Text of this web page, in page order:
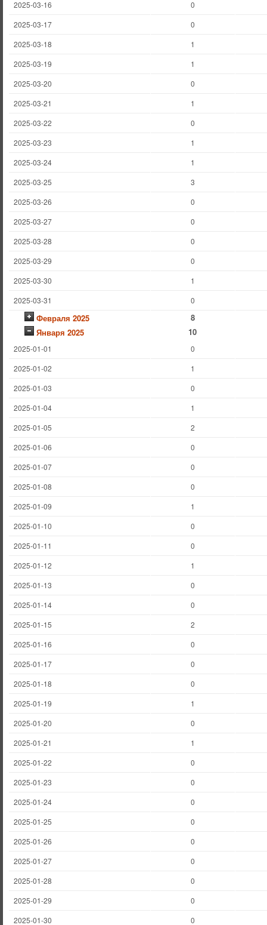
2025-03-16
0
2025-03-17
0
2025-03-18
1
2025-03-19
1
2025-03-20
0
2025-03-21
1
2025-03-22
0
2025-03-23
1
2025-03-24
1
2025-03-25
3
2025-03-26
0
2025-03-27
0
2025-03-28
0
2025-03-29
0
2025-03-30
1
2025-03-31
0
Февраля 2025
8
Января 2025
10
2025-01-01
0
2025-01-02
1
2025-01-03
0
2025-01-04
1
2025-01-05
2
2025-01-06
0
2025-01-07
0
2025-01-08
0
2025-01-09
1
2025-01-10
0
2025-01-11
0
2025-01-12
1
2025-01-13
0
2025-01-14
0
2025-01-15
2
2025-01-16
0
2025-01-17
0
2025-01-18
0
2025-01-19
1
2025-01-20
0
2025-01-21
1
2025-01-22
0
2025-01-23
0
2025-01-24
0
2025-01-25
0
2025-01-26
0
2025-01-27
0
2025-01-28
0
2025-01-29
0
2025-01-30
0